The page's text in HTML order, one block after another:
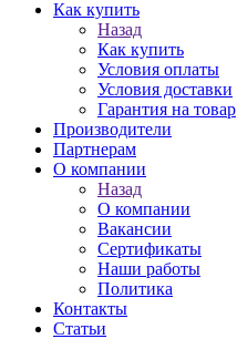
Как купить
Назад
Как купить
Условия оплаты
Условия доставки
Гарантия на товар
Производители
Партнерам
О компании
Назад
О компании
Вакансии
Сертификаты
Наши работы
Политика
Контакты
Статьи